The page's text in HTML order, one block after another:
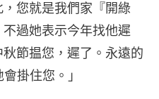
您就是我們家『開綠
過她表示今年找他遲
節揾您，遲了。永遠的
掛住您。」